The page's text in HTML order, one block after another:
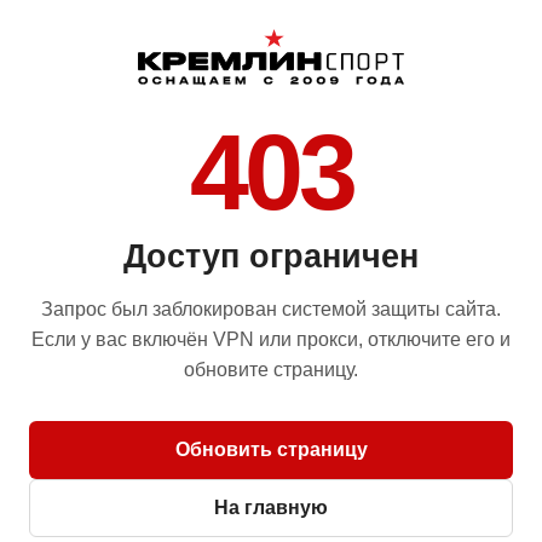
403
Доступ ограничен
Запрос был заблокирован системой защиты сайта.
Если у вас включён VPN или прокси, отключите его и
обновите страницу.
Обновить страницу
На главную